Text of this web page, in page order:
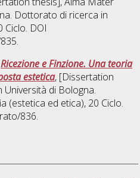
Dottorato di ricerca in
Ciclo. DOI
Ricezione e Finzione. Una teoria
estetica, [Dissertation
di Bologna.
(estetica ed etica), 20 Ciclo.
836.